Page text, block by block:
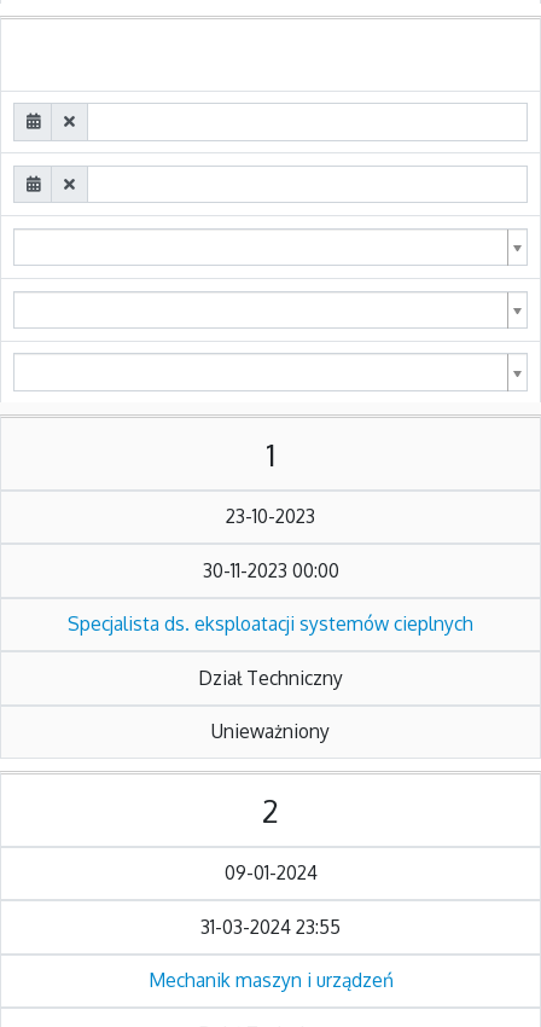
1
23-10-2023
30-11-2023 00:00
Specjalista ds. eksploatacji systemów cieplnych
Dział Techniczny
Unieważniony
2
09-01-2024
31-03-2024 23:55
Mechanik maszyn i urządzeń